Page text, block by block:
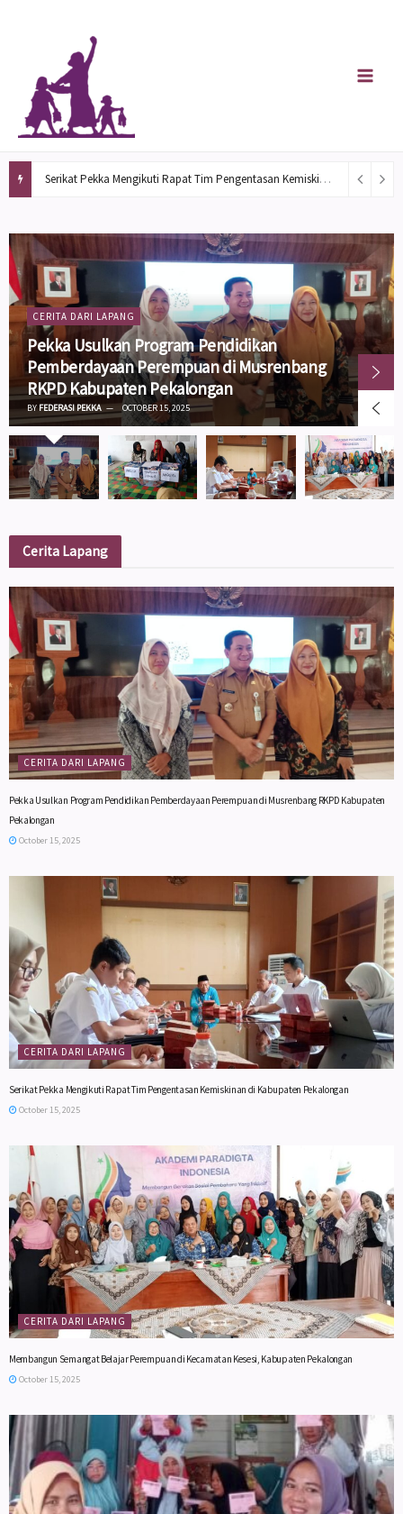
Serikat Pekka Mengikuti Rapat Tim Pengentasan Kemiskinan di Kabupaten Pekalongan
CERITA DARI LAPANG
Pekka Usulkan Program Pendidikan
Pemberdayaan Perempuan di Musrenbang
RKPD Kabupaten Pekalongan
BY FEDERASI PEKKA OCTOBER 15, 2025
Cerita Lapang
CERITA DARI LAPANG
Pekka Usulkan Program Pendidikan Pemberdayaan Perempuan di Musrenbang RKPD Kabupaten
Pekalongan
October 15, 2025
CERITA DARI LAPANG
Serikat Pekka Mengikuti Rapat Tim Pengentasan Kemiskinan di Kabupaten Pekalongan
October 15, 2025
CERITA DARI LAPANG
Membangun Semangat Belajar Perempuan di Kecamatan Kesesi, Kabupaten Pekalongan
October 15, 2025